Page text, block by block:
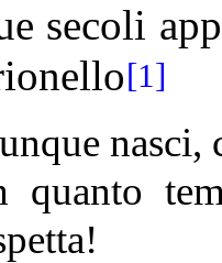
secoli
[1]
nasci,
quanto